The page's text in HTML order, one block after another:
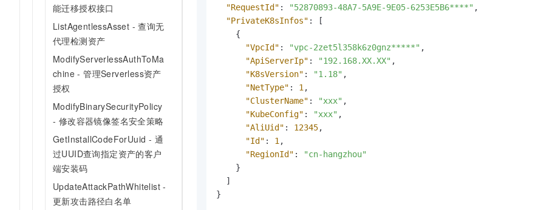
能迁移授权接口
ListAgentlessAsset - 查询无
代理检测资产
ModifyServerlessAuthToMa
chine - 管理Serverless资产
授权
ModifyBinarySecurityPolicy
- 修改容器镜像签名安全策略
GetInstallCodeForUuid - 通
过UUID查询指定资产的客户
端安装码
UpdateAttackPathWhitelist -
更新攻击路径白名单
"RequestId" : "52870893-48A7-5A9E-9E05-6253E5B6****" ,
"PrivateK8sInfos" :
[
{
"VpcId" : "vpc-2zet5l358k6z0gnz*****" ,
"ApiServerIp" : "192.168.XX.XX" ,
"K8sVersion" : "1.18" ,
"NetType" : 1 ,
"ClusterName" : "xxx" ,
"KubeConfig" : "xxx" ,
"AliUid" : 12345,
"Id" : 1 ,
"RegionId" :
"cn-hangzhou"
}
]
}